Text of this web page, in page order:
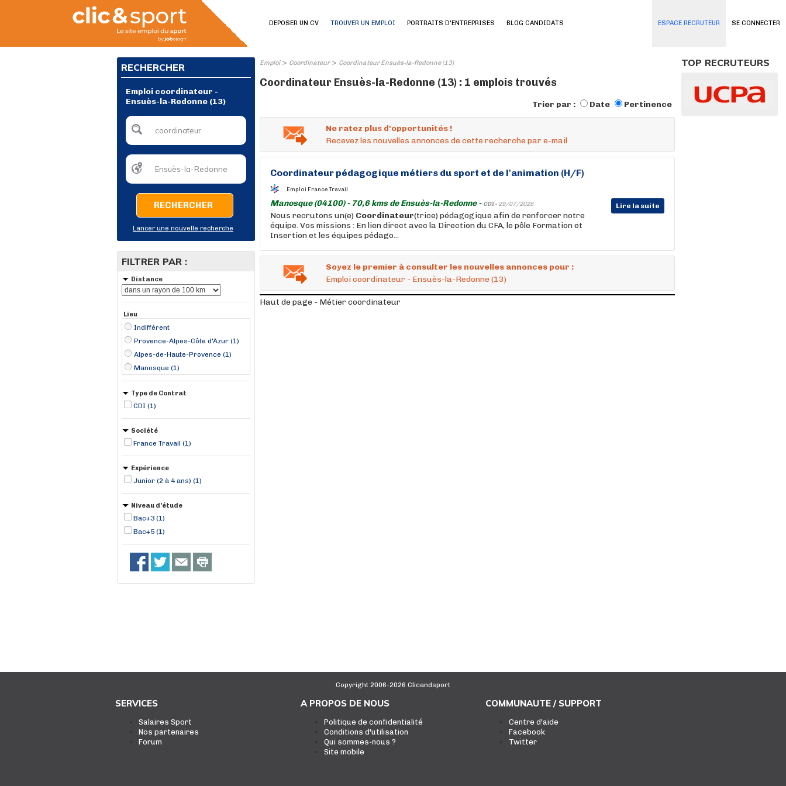
SE CONNECTER
DEPOSER UN CV TROUVER UN EMPLOI PORTRAITS D'ENTREPRISES BLOG CANDIDATS ESPACE RECRUTEUR
RECHERCHER
Emploi coordinateur -
Ensuès-la-Redonne (13)
RECHERCHER
Lancer une nouvelle recherche
FILTRER PAR :
Distance
Lieu
Indifférent
Provence-Alpes-Côte d'Azur (1)
Alpes-de-Haute-Provence (1)
Manosque (1)
Type de Contrat
CDI (1)
Société
France Travail (1)
Expérience
Junior (2 à 4 ans) (1)
Niveau d'étude
Bac+3 (1)
Bac+5 (1)
Emploi> Coordinateur> Coordinateur Ensuès-la-Redonne (13)
Coordinateur Ensuès-la-Redonne (13) : 1 emplois trouvés
Trier par : Date Pertinence
Ne ratez plus d'opportunités !
Recevez les nouvelles annonces de cette recherche par e-mail
Coordinateur pédagogique métiers du sport et de l'animation (H/F)
Emploi France Travail
Manosque (04100) - 70,6 kms de Ensuès-la-Redonne - CDI - 29/07/2026 Lire la suite
Nous recrutons un(e) Coordinateur(trice) pédagogique afin de renforcer notre
équipe. Vos missions : En lien direct avec la Direction du CFA, le pôle Formation et
Insertion et les équipes pédago...
Soyez le premier à consulter les nouvelles annonces pour :
Emploi coordinateur - Ensuès-la-Redonne (13)
Haut de page - Métier coordinateur
TOP RECRUTEURS
Copyright 2006-2026 Clicandsport
SERVICES
Salaires Sport
Nos partenaires
Forum
A PROPOS DE NOUS
Politique de confidentialité
Conditions d'utilisation
Qui sommes-nous ?
Site mobile
COMMUNAUTE / SUPPORT
Centre d'aide
Facebook
Twitter